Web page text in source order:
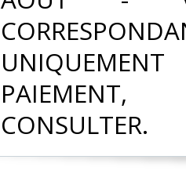
CONSULTER.‎